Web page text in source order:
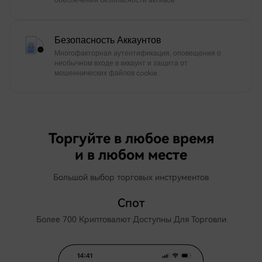
Безопасность Аккаунтов
Многофакторная аутентификация, оповещения о
необычном входе в аккаунт и защита от
мошеннических файлов cookie.
Торгуйте в любое время
и в любом месте
Большой выбор торговых инструментов
Спот
Более 700 Криптовалют Доступны Для Торговли